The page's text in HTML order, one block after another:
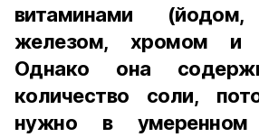
витаминами
железом, хромом и
Однако она
количество соли,
нужно в умеренном